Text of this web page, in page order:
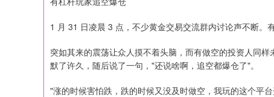
1 月 31 日凌晨 3 点，不少黄金交易交流群内讨论声不断。
突如其来的震荡让众人摸不着头脑，而有做空的投资人同
默了许久，随后说了一句，"还说啥啊，追空都爆仓了"。
"涨的时候害怕跌，跌的时候又没及时做空，我玩的这个平